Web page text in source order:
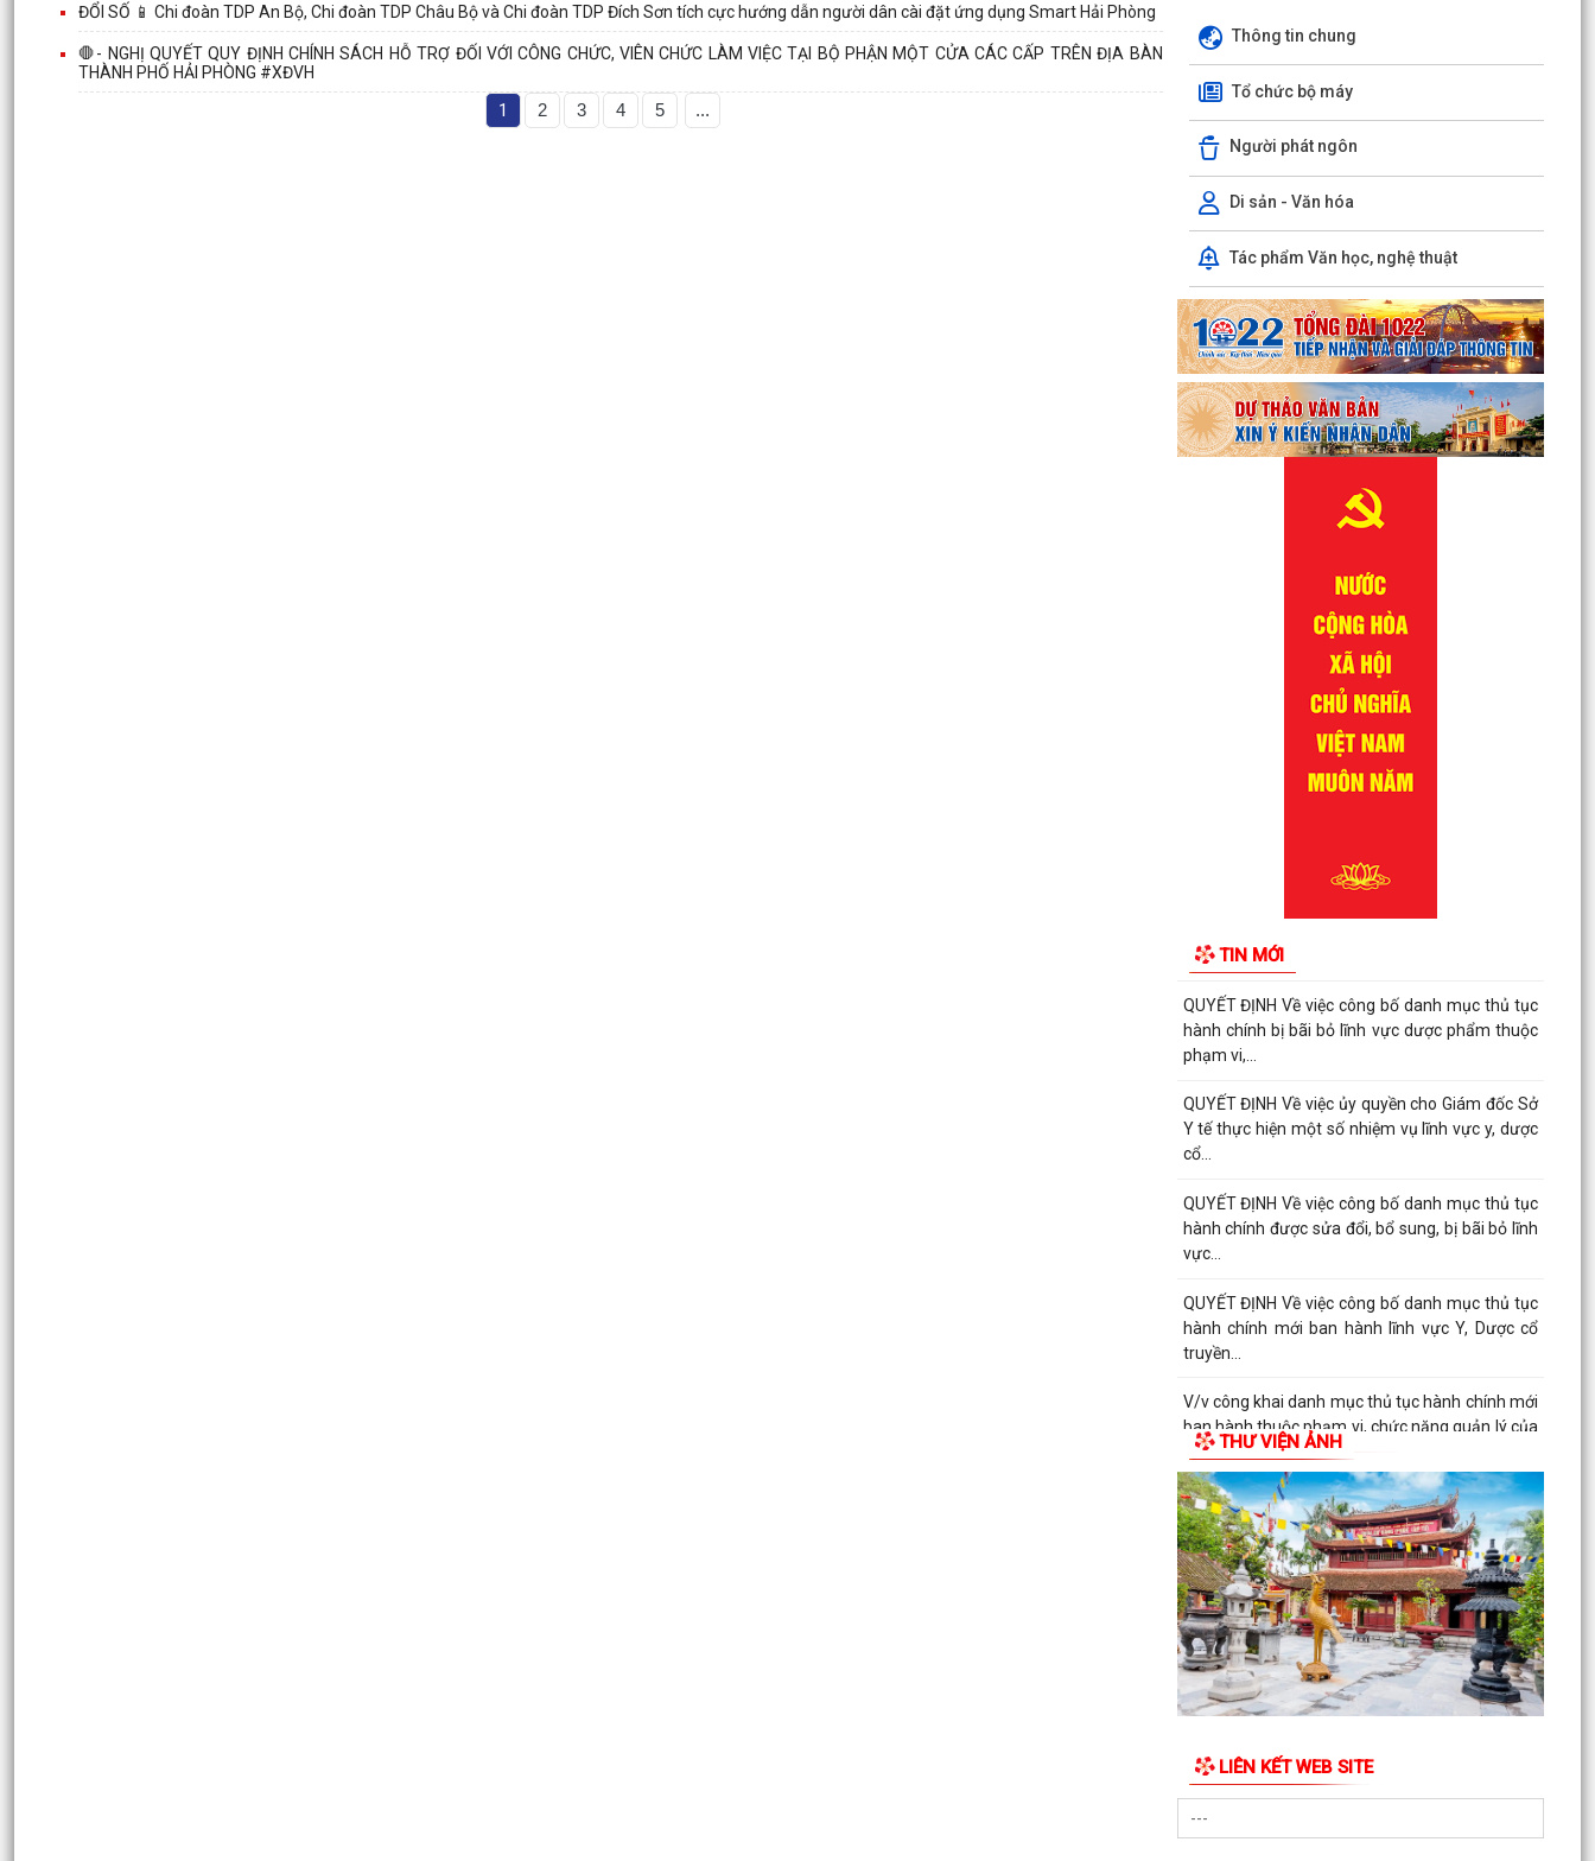
ĐỔI SỐ 📱 Chi đoàn TDP An Bộ, Chi đoàn TDP Châu Bộ và Chi đoàn TDP Đích Sơn tích cực hướng dẫn người dân cài đặt ứng dụng Smart Hải Phòng
🛑- NGHỊ QUYẾT QUY ĐỊNH CHÍNH SÁCH HỖ TRỢ ĐỐI VỚI CÔNG CHỨC, VIÊN CHỨC LÀM VIỆC TẠI BỘ PHẬN MỘT CỬA CÁC CẤP TRÊN ĐỊA BÀN
THÀNH PHỐ HẢI PHÒNG #XĐVH
1 2 3 4 5 ...
Thông tin chung
Tổ chức bộ máy
Người phát ngôn
Di sản - Văn hóa
Tác phẩm Văn học, nghệ thuật
TIN MỚI
QUYẾT ĐỊNH Về việc công bố danh mục thủ tục
hành chính được sửa đổi, bổ sung lĩnh vực
QUYẾT ĐỊNH Về việc công bố danh mục thủ tục
hành chính được sửa đổi, bổ sung lĩnh vực
QUYẾT ĐỊNH Về việc công bố danh mục thủ tục
hành chính được sửa đổi, bổ sung, bị bãi bỏ lĩnh
phạm vi,...
QUYẾT ĐỊNH Về việc công bố danh mục thủ tục
hành chính bị bãi bỏ lĩnh vực dược phẩm thuộc
phạm vi,...
QUYẾT ĐỊNH Về việc ủy quyền cho Giám đốc Sở
Y tế thực hiện một số nhiệm vụ lĩnh vực y, dược
cổ...
QUYẾT ĐỊNH Về việc công bố danh mục thủ tục
hành chính được sửa đổi, bổ sung, bị bãi bỏ lĩnh
vực...
QUYẾT ĐỊNH Về việc công bố danh mục thủ tục
hành chính mới ban hành lĩnh vực Y, Dược cổ
truyền...
V/v công khai danh mục thủ tục hành chính mới
ban hành thuộc phạm vi, chức năng quản lý của
Sở Y tế
THÔNG BÁO Về việc công khai số điện thoại
đường dây nóng, Fanpage tiếp nhận thông tin
phản ánh,...
QUYẾT ĐỊNH Về việc công bố danh mục thủ tục
hành chính mới ban hành lĩnh vực Y, Dược cổ
truyền...
QUYẾT ĐỊNH Về việc công bố danh mục thủ tục
QUYẾT ĐỊNH Về việc công bố danh mục thủ tục
hành chính được sửa đổi, bổ sung và bị bãi bỏ
THƯ VIỆN ẢNH
LIÊN KẾT WEB SITE